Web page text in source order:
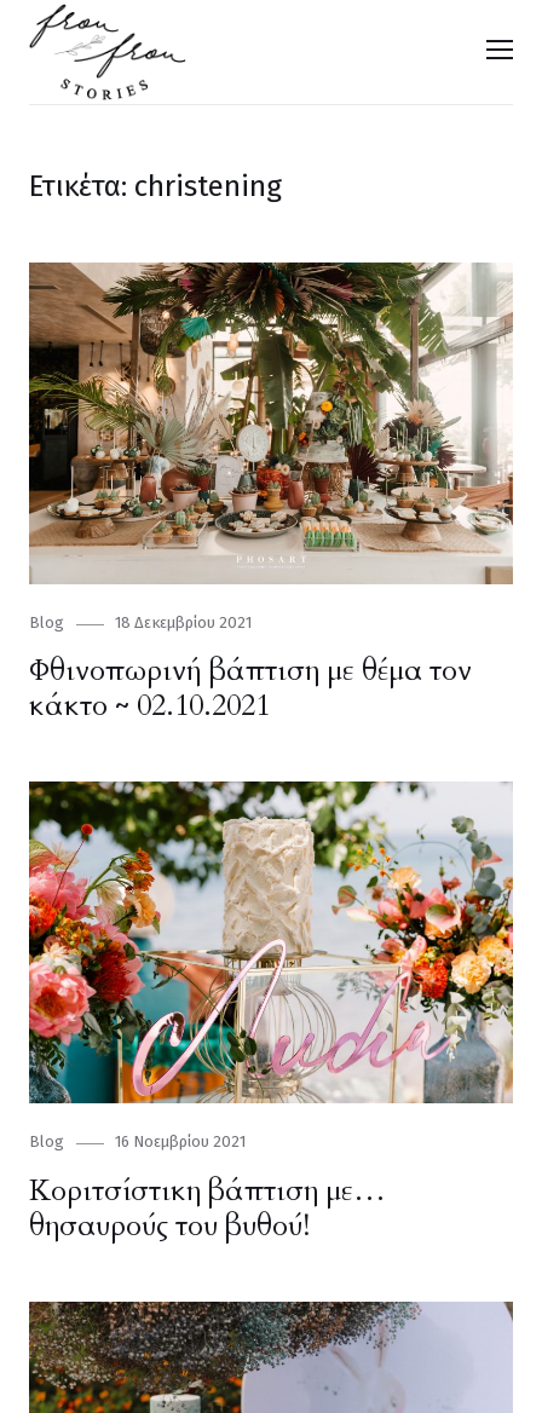
FROU FROU STORIES
Ετικέτα: christening
Category
Blog
Posted
18 Δεκεμβρίου 2021
Φθινοπωρινή βάπτιση με θέμα τον
κάκτο ~ 02.10.2021
Category
Blog
Posted
16 Νοεμβρίου 2021
Κοριτσίστικη βάπτιση με…
θησαυρούς του βυθού!